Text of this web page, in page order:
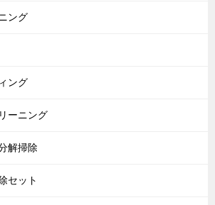
ング
ング
ーニング
解掃除
セット